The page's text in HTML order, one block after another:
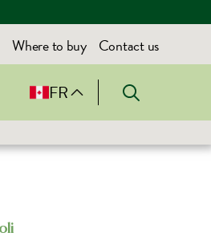
Where to buy Contact us
FR